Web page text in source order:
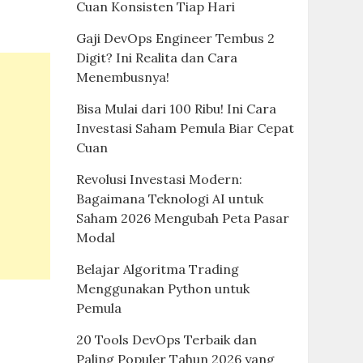
Cuan Konsisten Tiap Hari
Gaji DevOps Engineer Tembus 2
Digit? Ini Realita dan Cara
Menembusnya!
Bisa Mulai dari 100 Ribu! Ini Cara
Investasi Saham Pemula Biar Cepat
Cuan
Revolusi Investasi Modern:
Bagaimana Teknologi AI untuk
Saham 2026 Mengubah Peta Pasar
Modal
Belajar Algoritma Trading
Menggunakan Python untuk
Pemula
20 Tools DevOps Terbaik dan
Paling Populer Tahun 2026 yang